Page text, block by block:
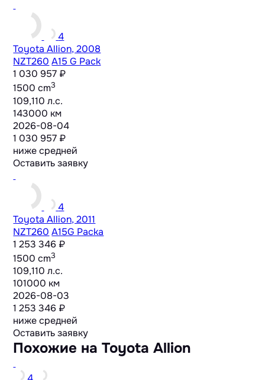
4
Toyota Allion, 2008
NZT260 A15 G Pack
1 030 957 ₽
1500 cm3
109,110 л.с.
143000 км
2026-08-04
1 030 957 ₽
ниже средней
Оставить заявку
4
Toyota Allion, 2011
NZT260 A15G Packa
1 253 346 ₽
1500 cm3
109,110 л.с.
101000 км
2026-08-03
1 253 346 ₽
ниже средней
Оставить заявку
Похожие на Toyota Allion